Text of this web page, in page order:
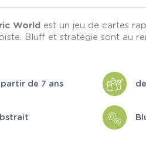
World est un jeu de cartes
Bluff et stratégie sont au
partir de 7 ans